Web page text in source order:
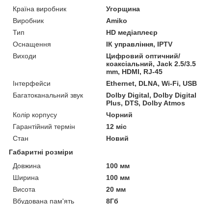
Країна виробник
Угорщина
Виробник
Amiko
Тип
HD медіаплеєр
Оснащення
ІК управління, IPTV
Виходи
Цифровий оптичний/
коаксіальний, Jack 2.5/3.5
mm, HDMI, RJ-45
Інтерфейси
Ethernet, DLNA, Wi-Fi, USB
Багатоканальний звук
Dolby Digital, Dolby Digital
Plus, DTS, Dolby Atmos
Колір корпусу
Чорний
Гарантійний термін
12 міс
Стан
Новий
Габаритні розміри
Довжина
100 мм
Ширина
100 мм
Висота
20 мм
Вбудована пам'ять
8Гб